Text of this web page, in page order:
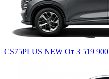
CS75PLUS NEW От 3 519 900